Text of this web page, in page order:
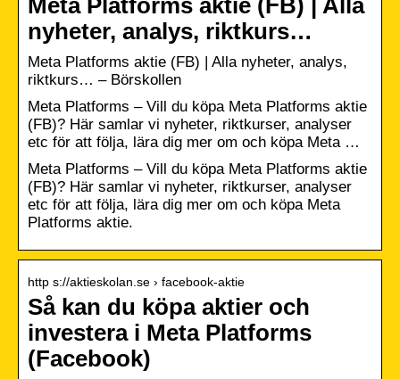
nyheter, analys, riktkurs…
Meta Platforms aktie (FB) | Alla nyheter, analys,
riktkurs… – Börskollen
Meta Platforms – Vill du köpa Meta Platforms aktie
(FB)? Här samlar vi nyheter, riktkurser, analyser
etc för att följa, lära dig mer om och köpa Meta …
Meta Platforms – Vill du köpa Meta Platforms aktie
(FB)? Här samlar vi nyheter, riktkurser, analyser
etc för att följa, lära dig mer om och köpa Meta
Platforms aktie.
http s://aktieskolan.se › facebook-aktie
Så kan du köpa aktier och
investera i Meta Platforms
(Facebook)